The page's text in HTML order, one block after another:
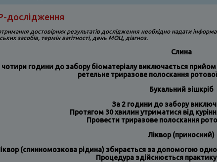
дослідження
достовірних результатів дослідження необхідно надати
засобів, термін вагітності, день МОЦ, діагноз.
Слина
чотири години до забору біоматеріалу виключається прийом
ретельне триразове полоскання
Букальний зішкріб
За 2 години до забору
Протягом 30 хвилин утриматися від
Провести триразове полоскання
Ліквор (приносний)
(спинномозкова рідина) збирається за допомогою
Процедура здійснюється